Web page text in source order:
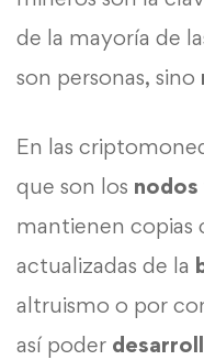
de la mayoría de
son personas, sino
En las
que son los nodos
mantienen
actualizadas de la
altruismo o por
así poder